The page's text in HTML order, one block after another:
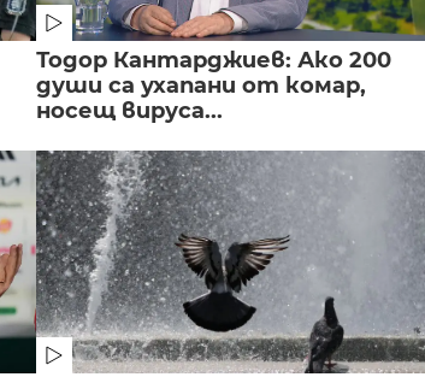
Тодор Кантарджиев: Ако 200
души са ухапани от комар,
носещ вируса...